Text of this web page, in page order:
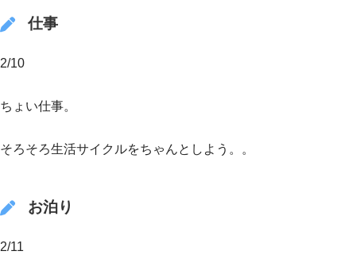
仕事
2/10
ちょい仕事。
そろそろ生活サイクルをちゃんとしよう。。
お泊り
2/11